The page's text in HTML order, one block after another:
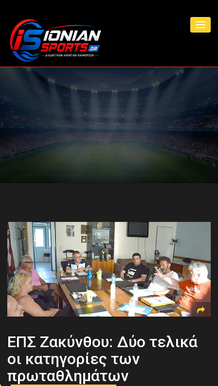
ΕΠΣ Ζακύνθου: Δύο τελικά
οι κατηγορίες των
πρωταθλημάτων